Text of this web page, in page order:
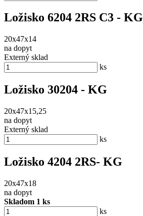
Ložisko 6204 2RS C3 - KG
20x47x14
na dopyt
Externý sklad
ks
Ložisko 30204 - KG
20x47x15,25
na dopyt
Externý sklad
ks
Ložisko 4204 2RS- KG
20x47x18
na dopyt
Skladom 1 ks
ks